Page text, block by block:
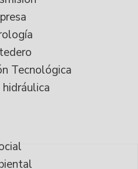
Tecnológica
hidráulica